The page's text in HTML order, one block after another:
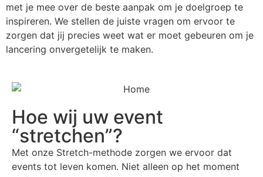
met je mee over de beste aanpak om je doelgroep te
inspireren. We stellen de juiste vragen om ervoor te
zorgen dat jij precies weet wat er moet gebeuren om je
lancering onvergetelijk te maken.
Hoe wij uw event
“stretchen”?
Met onze Stretch-methode zorgen we ervoor dat
events tot leven komen. Niet alleen op het moment